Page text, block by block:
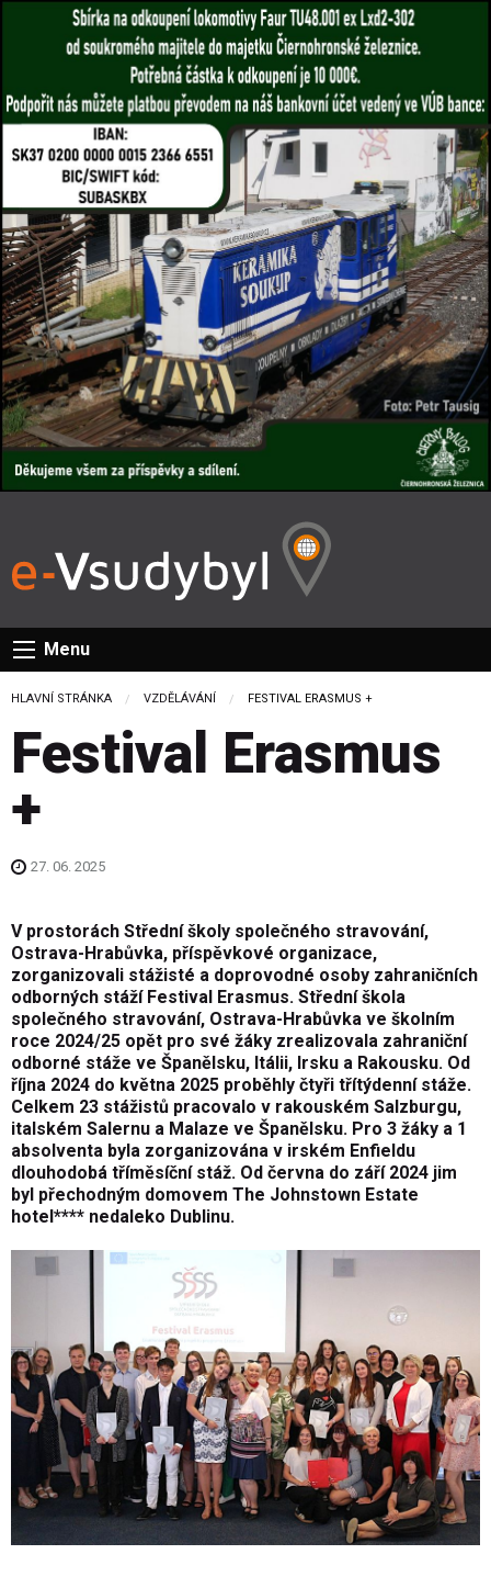
Menu
HLAVNÍ STRÁNKA VZDĚLÁVÁNÍ CURRENT:
FESTIVAL ERASMUS +
Festival Erasmus
+
27. 06. 2025
V prostorách Střední školy společného stravování,
Ostrava-Hrabůvka, příspěvkové organizace,
zorganizovali stážisté a doprovodné osoby zahraničních
odborných stáží Festival Erasmus. Střední škola
společného stravování, Ostrava-Hrabůvka ve školním
roce 2024/25 opět pro své žáky zrealizovala zahraniční
odborné stáže ve Španělsku, Itálii, Irsku a Rakousku. Od
října 2024 do května 2025 proběhly čtyři třítýdenní stáže.
Celkem 23 stážistů pracovalo v rakouském Salzburgu,
italském Salernu a Malaze ve Španělsku. Pro 3 žáky a 1
absolventa byla zorganizována v irském Enfieldu
dlouhodobá tříměsíční stáž. Od června do září 2024 jim
byl přechodným domovem The Johnstown Estate
hotel**** nedaleko Dublinu.